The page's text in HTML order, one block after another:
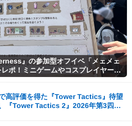
』の参加型オフイベ「メェメェ
ポ！ミニゲームやコスプレイヤー撮
高評価を得た『Tower Tactics』待望
『Tower Tactics 2』2026年第3四半